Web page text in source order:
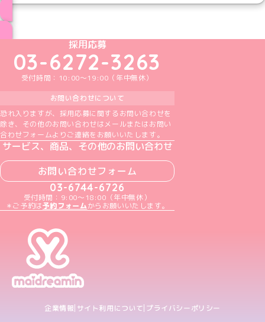
めいどりーみんTikTok公式アカウント
めいどりーみんX公式アカウント
めいどりーみんInstagram公式アカウント
めいどりーみんFacebook公式アカウン
めいどりーみんYouTube公式アカ
採用応募
03-6272-3263
受付時間：10:00～19:00（年中無休）
お問い合わせについて
恐れ入りますが、採用応募に関するお問い合わせを
除き、その他のお問い合わせはメールまたはお問い
合わせフォームよりご連絡をお願いいたします。
サービス、商品、その他のお問い合わせ
お問い合わせフォーム
03-6744-6726
受付時間：9:00～18:00（年中無休）
＊ご予約は予約フォームからお願いいたします。
企業情報 サイト利用について プライバシーポリシー